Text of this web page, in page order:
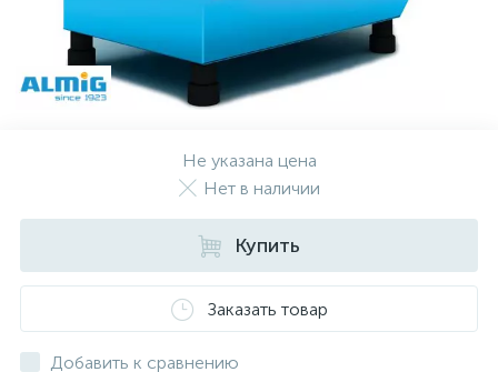
Не указана цена
Нет в наличии
Купить
Заказать товар
Добавить к сравнению